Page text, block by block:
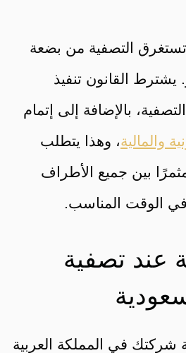
التصفية من بضعة
يشترط القانون تنفيذ
بالإضافة إلى إتمام
والمالية، وهذا يتطلب
بين جميع الأطراف
في الوقت المناسب.
عند تصفية
شركتك في المملكة العربية